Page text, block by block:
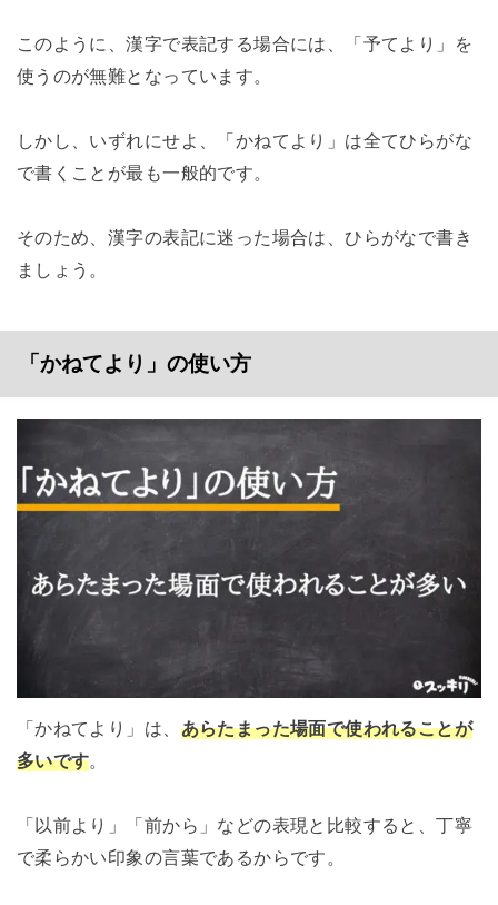
このように、漢字で表記する場合には、「予てより」を
使うのが無難となっています。
しかし、いずれにせよ、「かねてより」は全てひらがな
で書くことが最も一般的です。
そのため、漢字の表記に迷った場合は、ひらがなで書き
ましょう。
「かねてより」の使い方
「かねてより」は、 あらたまった場面で使われることが
多いです。
「以前より」「前から」などの表現と比較すると、丁寧
で柔らかい印象の言葉であるからです。